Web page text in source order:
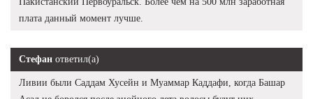
плата данный момент лучше.
Стефан ответил(а)
Ливии были Саддам Хусейн и Муаммар Каддафи, когда Башар